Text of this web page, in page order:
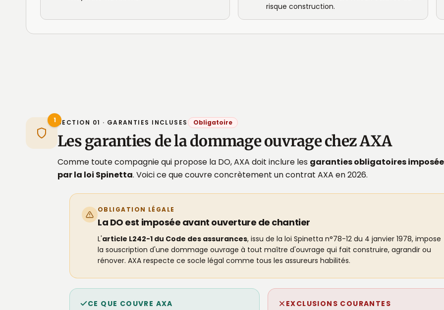
risque construction.
1 SECTION 01 · GARANTIES INCLUSES Obligatoire
Les garanties de la dommage ouvrage chez AXA
Comme toute compagnie qui propose la DO, AXA doit inclure les garanties obligatoires
par la loi Spinetta. Voici ce que couvre concrètement un contrat AXA en 2026.
OBLIGATION LÉGALE
La DO est imposée avant ouverture de chantier
L'article L242-1 du Code des assurances, issu de la loi Spinetta n°78-12 du 4 janvier 1978, impose
la souscription d'une dommage ouvrage à tout maître d'ouvrage qui fait construire, agrandir ou
rénover. AXA respecte ce socle légal comme tous les assureurs habilités.
CE QUE COUVRE AXA
EXCLUSIONS COURANTES